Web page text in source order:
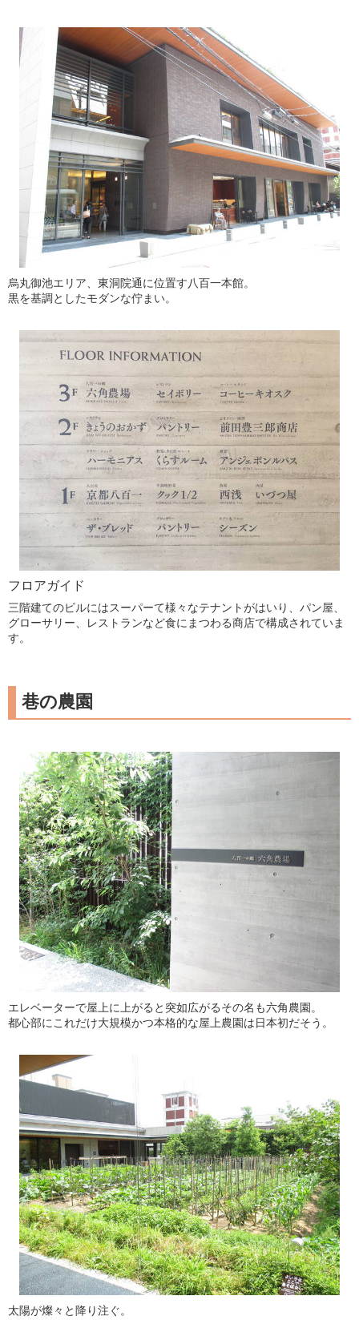
烏丸御池エリア、東洞院通に位置す八百一本館。
黒を基調としたモダンな佇まい。
フロアガイド
三階建てのビルにはスーパーて様々なテナントがはいり、パン屋、
グローサリー、レストランなど食にまつわる商店で構成されていま
す。
巷の農園
エレベーターで屋上に上がると突如広がるその名も六角農園。
都心部にこれだけ大規模かつ本格的な屋上農園は日本初だそう。
太陽が燦々と降り注ぐ。